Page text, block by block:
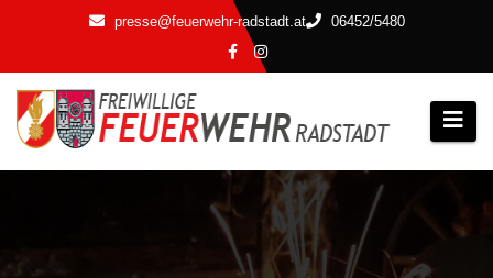
springen
presse@feuerwehr-radstadt.at 06452/5480